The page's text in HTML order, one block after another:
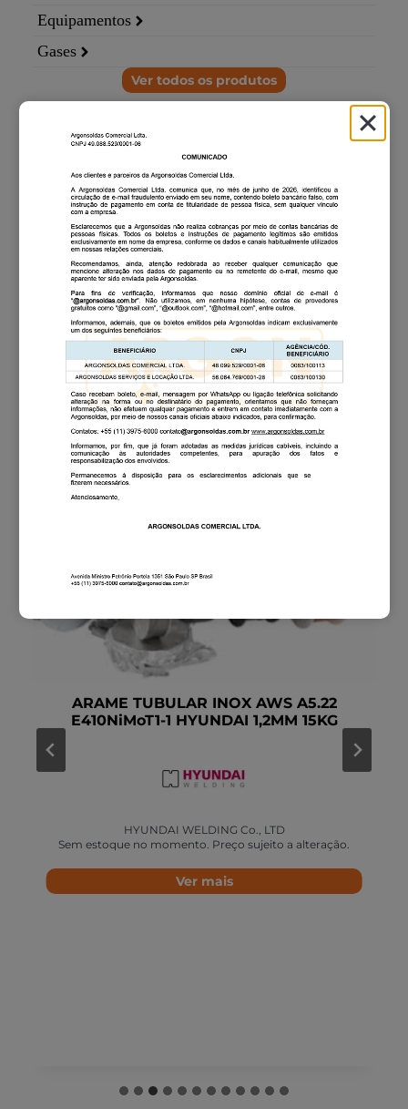
Equipamentos
Gases
Ver todos os produtos
Apresentou
ARAME TUBULAR INOX AWS A5.22
E410NiMoT1-1 HYUNDAI 1,2MM 15KG
HYUNDAI WELDING Co., LTD
Sem estoque no momento. Preço sujeito a alteração.
Ver mais